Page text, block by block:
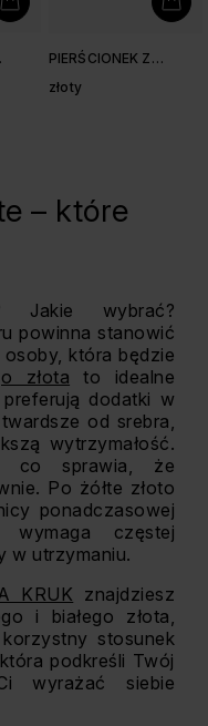
PIERŚCIONEK Z
złoty
– które
Jakie wybrać?
powinna stanowić
która będzie
złota to idealne
dodatki w
od srebra,
wytrzymałość.
co sprawia, że
Po żółte złoto
ponadczasowej
częstej
w utrzymaniu.
KRUK znajdziesz
i białego złota,
stosunek
podkreśli Twój
wyrażać siebie